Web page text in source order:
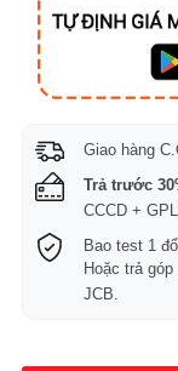
Giao hàng
Trả trước
CCCD +
Bao test 1
Hoặc trả góp
JCB.